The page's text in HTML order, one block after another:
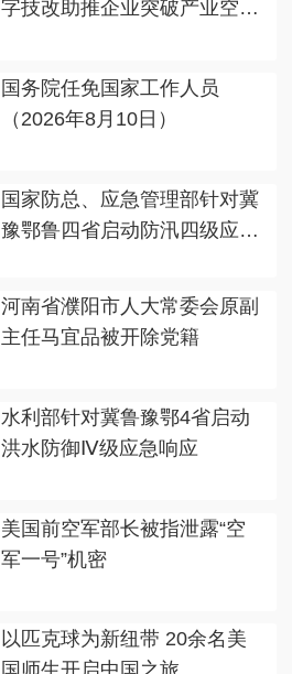
字技改助推企业突破产业空间
国务院任免国家工作人员
（2026年8月10日）
国家防总、应急管理部针对冀
豫鄂鲁四省启动防汛四级应急
河南省濮阳市人大常委会原副
主任马宜品被开除党籍
水利部针对冀鲁豫鄂4省启动
洪水防御Ⅳ级应急响应
美国前空军部长被指泄露“空
军一号”机密
以匹克球为新纽带 20余名美